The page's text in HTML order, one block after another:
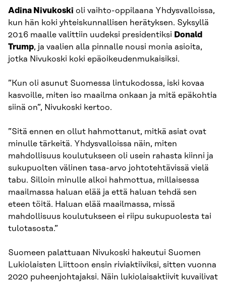
Adina Nivukoski oli vaihto-oppilaana Yhdysvalloissa,
kun hän koki yhteiskunnallisen herätyksen. Syksyllä
2016 maalle valittiin uudeksi presidentiksi Donald
Trump, ja vaalien alla pinnalle nousi monia asioita,
jotka Nivukoski koki epäoikeudenmukaisiksi.
”Kun oli asunut Suomessa lintukodossa, iski kovaa
kasvoille, miten iso maailma onkaan ja mitä epäkohtia
siinä on”, Nivukoski kertoo.
”Sitä ennen en ollut hahmottanut, mitkä asiat ovat
minulle tärkeitä. Yhdysvalloissa näin, miten
mahdollisuus koulutukseen oli usein rahasta kiinni ja
sukupuolten välinen tasa-arvo johtotehtävissä vielä
tabu. Silloin minulle alkoi hahmottua, millaisessa
maailmassa haluan elää ja että haluan tehdä sen
eteen töitä. Haluan elää maailmassa, missä
mahdollisuus koulutukseen ei riipu sukupuolesta tai
tulotasosta.”
Suomeen palattuaan Nivukoski hakeutui Suomen
Lukiolaisten Liittoon ensin riviaktiiviksi, sitten vuonna
2020 puheenjohtajaksi. Näin lukiolaisaktiivit kuvailivat